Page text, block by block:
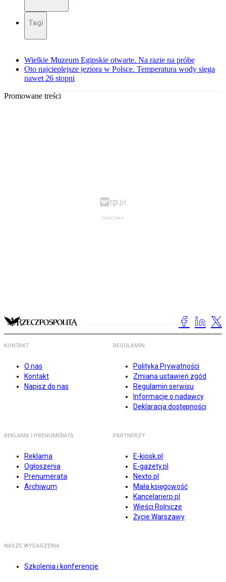
Tagi
Wielkie Muzeum Egipskie otwarte. Na razie na próbę
Oto najcieplejsze jeziora w Polsce. Temperatura wody sięga
nawet 26 stopni
Promowane treści
KONTAKT
O nas
Kontakt
Napisz do nas
REGULAMIN
Polityka Prywatności
Zmiana ustawień zgód
Regulamin serwisu
Informacje o nadawcy
Deklaracja dostępności
REKLAMA I PRENUMERATA
Reklama
Ogłoszenia
Prenumerata
Archiwum
PARTNERZY
E-kiosk.pl
E-gazety.pl
Nexto.pl
Mała księgowość
Kancelarierp.pl
Wieści Rolnicze
Życie Warszawy
NASZE WYDARZENIA
Szkolenia i konferencje